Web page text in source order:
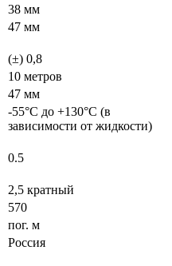
38 мм
47 мм
(±) 0,8
10 метров
47 мм
-55°С до +130°С (в
зависимости от жидкости)
0.5
2,5 кратный
570
пог. м
Россия